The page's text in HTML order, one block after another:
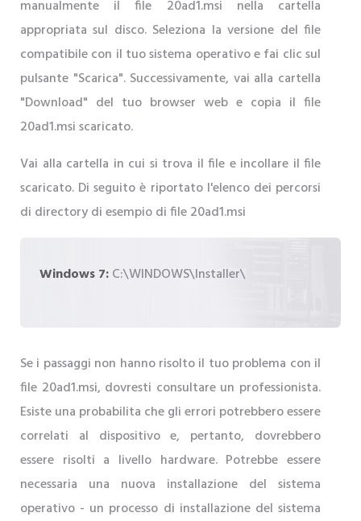
manualmente il file 20ad1.msi nella cartella
appropriata sul disco. Seleziona la versione del file
compatibile con il tuo sistema operativo e fai clic sul
pulsante "Scarica". Successivamente, vai alla cartella
"Download" del tuo browser web e copia il file
20ad1.msi scaricato.
Vai alla cartella in cui si trova il file e incollare il file
scaricato. Di seguito è riportato l'elenco dei percorsi
di directory di esempio di file 20ad1.msi
Windows 7:C:\WINDOWS\Installer\
Se i passaggi non hanno risolto il tuo problema con il
file 20ad1.msi, dovresti consultare un professionista.
Esiste una probabilita che gli errori potrebbero essere
correlati al dispositivo e, pertanto, dovrebbero
essere risolti a livello hardware. Potrebbe essere
necessaria una nuova installazione del sistema
operativo - un processo di installazione del sistema